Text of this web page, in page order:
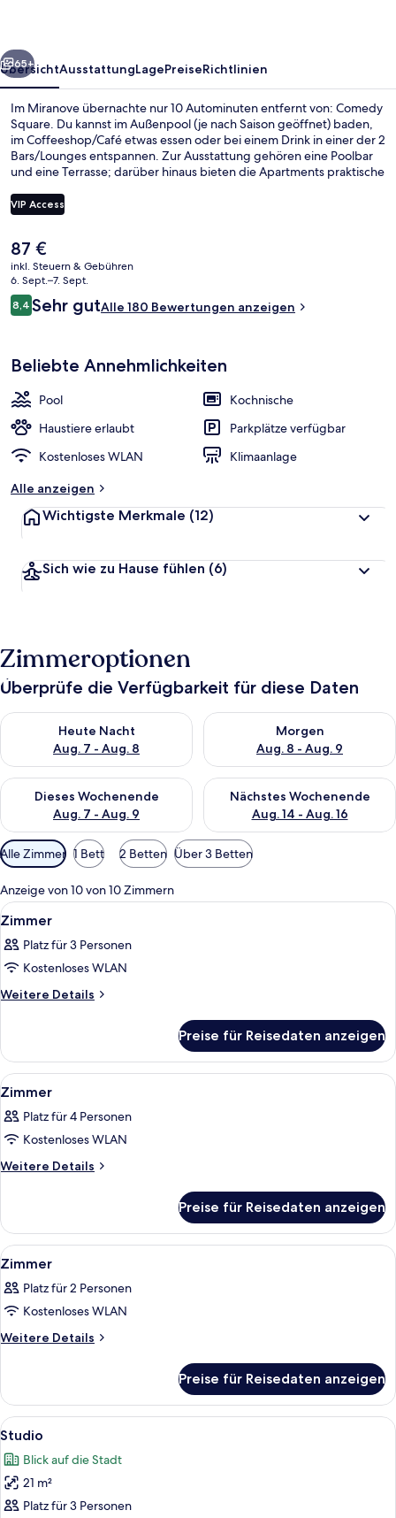
Weiter
65+
ÜbersichtAusstattungLagePreiseRichtlinien
Im Miranove übernachte nur 10 Autominuten entfernt von: Comedy
Square. Du kannst im Außenpool (je nach Saison geöffnet) baden,
im Coffeeshop/Café etwas essen oder bei einem Drink in einer der 2
Bars/Lounges entspannen. Zur Ausstattung gehören eine Poolbar
und eine Terrasse; darüber hinaus bieten die Apartments praktische
Unterkunft ist nur einen kurzen Fußmarsch von den öffentlichen
Verkehrsmitteln entfernt: Bis zur U-Bahn sind es wenige Schritte
(Straßenbahnhaltestelle Port Marianne).
VIP Access
Der
aktuelle
Preis
beträgt
87 €.
87 €
inkl. Steuern & Gebühren
6. Sept.–7. Sept.
Bewertungen
8,48,4 von 10.
Sehr gutAlle 180 Bewertungen anzeigen
Beliebte Annehmlichkeiten
Pool
Kochnische
Haustiere erlaubt
Parkplätze verfügbar
Kostenloses WLAN
Klimaanlage
Alle anzeigen
Wichtigste Merkmale (12)
Sich wie zu Hause fühlen (6)
Zimmeroptionen
Überprüfe die Verfügbarkeit für diese Daten
Heute Nacht
Aug. 7 - Aug. 8
Überprüfe die Verfügbarkeit für heute Nacht, Aug. 7 - Aug. 8.
Morgen
Aug. 8 - Aug. 9
Überprüfe die Verfügbarkeit
Dieses Wochenende
Aug. 7 - Aug. 9
Überprüfe die Verfügbarkeit für dieses Wochenende, Aug. 7
Nächstes Wochenende
Aug. 14 - Aug. 16
Überprüfe die Verfügbarkeit
Verfügbare
Filter
für
Zimmer
Alle Zimmer 1 Bett 2 Betten Über 3 Betten
Anzeige von 10 von 10 Zimmern
Alle
Fotos
für
Zimmer
anzeigen
Ein Hotelzimmer mit einem Bett,
5
Zimmer
Platz für 3 Personen
Kostenloses WLAN
Weitere Details
Weitere
Preise für Reisedaten anzeigen
Alle
Fotos
für
Zimmer
anzeigen
Ein Hotelzimmer mit einem Bett,
4
Zimmer
Platz für 4 Personen
Kostenloses WLAN
Weitere Details
Weitere
Preise für Reisedaten anzeigen
Alle
Fotos
für
Zimmer
anzeigen
Ein Hotelzimmer mit Bett,
4
Zimmer
Platz für 2 Personen
Kostenloses WLAN
Weitere Details
Weitere
Preise für Reisedaten anzeigen
Alle
Fotos
für
Studio
anzeigen
Ein schlicht eingerichtetes
6
Studio
Blick auf die Stadt
21 m²
Platz für 3 Personen